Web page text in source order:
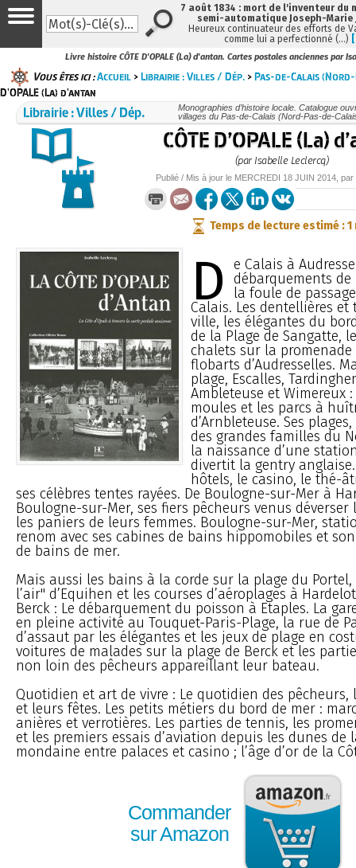
Livre histoire CÔTE D'OPALE (La) d'antan. Cartes postales anciennes par
Vous êtes ici :Accueil >Librairie : Villes / Dép. >Pas-de-Calais
D'OPALE (La) d'antan
Librairie : Villes / Dép.
Monographies d’histoire locale. Catalogue
villages du Pas-de-Calais (Nord-Pas-de-
CÔTE D’OPALE (La)
(par Isabelle Leclercq)
Publié / Mis à jour le MERCREDI 18 JUIN 2014 , par
Temps de lecture estimé : 1
D
e Calais à
débarquements
la foule de
Calais. Les dentellières
ville, les élégantes du
de la Plage de Sangatte,
chalets sur la promenade
flobarts d’Audresselles.
plage, Escalles,
Ambleteuse et Wimereux
moules et les parcs à
d’Arnbleteuse. Ses
des grandes familles du
la naissance d’une
divertit la gentry
hôtels, le casino, le thé-
ses célèbres tentes rayées. De Boulogne-sur-Mer à
Boulogne-sur-Mer, ses fiers pêcheurs venus déverser
les paniers de leurs femmes. Boulogne-sur-Mer,
renom avec ses cabines de bains hippomobiles et
de bains de mer.
Mais aussi les bains à la corde sur la plage du
l’air" d’Equihen et les courses d’aéroplages à
Berck : Le débarquement du poisson à Etaples. La
en pleine activité au Touquet-Paris-Plage, la rue de
d’assaut par les élégantes et les jeux de plage en
voitures de malades sur la plage de Berck et les
non loin des pêcheurs appareillant leur bateau.
Quotidien et art de vivre : Le quotidien des
et leurs fêtes. Les petits métiers du bord de mer :
anières et verrotières. Les parties de tennis, les
et les premiers essais d’aviation depuis les dunes de
mondaine entre palaces et casino ; l’âge d’or de la
Commander
sur Amazon
7 août 1834 : mort de l'inventeur du
semi-automatique Joseph-Marie
Heureux continuateur des efforts de
comme lui a perfectionné (…)